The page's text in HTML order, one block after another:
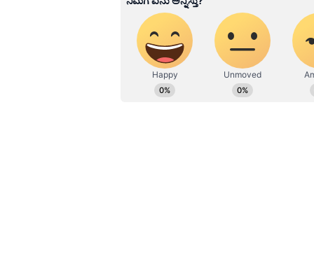
ಮಹಿಳಾ ಸಂವೇದನೆಗೆ ಸಂಬಂಧಿಸಿದ
ಮೀಡಿಯಾ ಅವಾರ್ಡ್​, ರೋಟರಿ
ನಡೆದ ಭಾರತ ಮಟ್ಟದ ಯುವ
ಕೆಲಸ ಮಾಡಿ ಈಗ ದೂರದರ್ಶನ ಚಂದನದಲ್ಲಿ ಮತ್ತು ಏಷ್ಯಾನೆಟ್​ ಸುವರ್ಣದಲ್ಲಿ
ನಿರ್ವಹಣೆ.